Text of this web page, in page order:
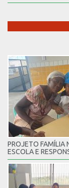
PROJETO FAMÍLIA
ESCOLA E